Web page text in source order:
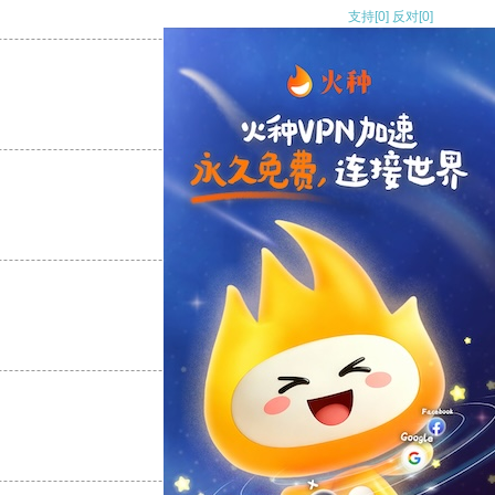
支持[0] 反对[0]
支持[0] 反对
支持
反对 [0]
支持[0] 反对[0]